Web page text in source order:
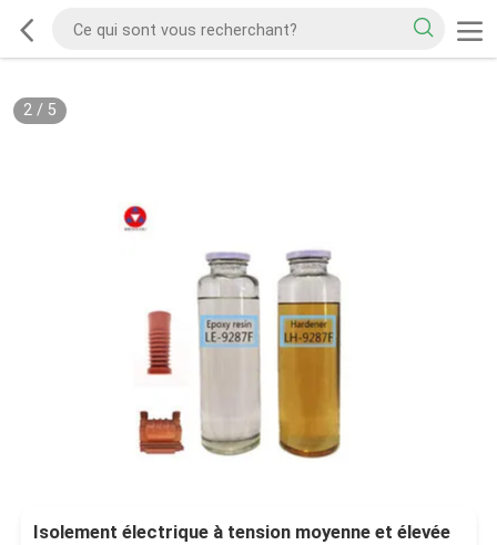
2/ 5
Isolement électrique à tension moyenne et élevée